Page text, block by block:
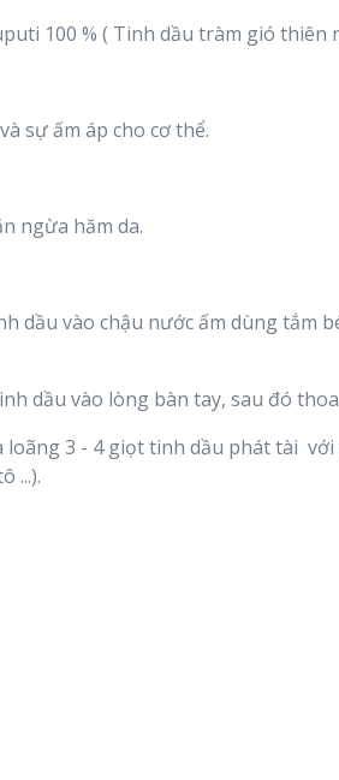
100 % ( Tinh dầu tràm gió thiên
sự ấm áp cho cơ thể.
ngừa hăm da.
dầu vào chậu nước ấm dùng tắm
dầu vào lòng bàn tay, sau đó
loãng 3 - 4 giọt tinh dầu phát tài
...).